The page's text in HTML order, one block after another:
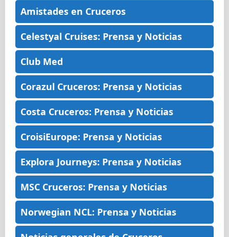
Amistades en Cruceros
Celestyal Cruises: Prensa y Noticias
Club Med
Corazul Cruceros: Prensa y Noticias
Costa Cruceros: Prensa y Noticias
CroisiEurope: Prensa y Noticias
Explora Journeys: Prensa y Noticias
MSC Cruceros: Prensa y Noticias
Norwegian NCL: Prensa y Noticias